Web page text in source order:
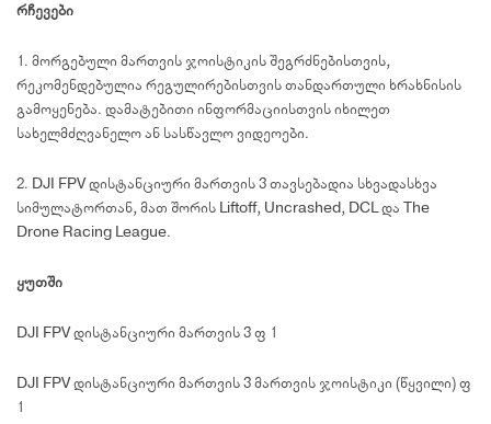
რჩევები
1. მორგებული მართვის ჯოისტიკის შეგრძნებისთვის,
რეკომენდებულია რეგულირებისთვის თანდართული ხრახნისის
გამოყენება. დამატებითი ინფორმაციისთვის იხილეთ
სახელმძღვანელო ან სასწავლო ვიდეოები.
2. DJI FPV დისტანციური მართვის 3 თავსებადია სხვადასხვა
სიმულატორთან, მათ შორის Liftoff, Uncrashed, DCL და The
Drone Racing League.
ყუთში
DJI FPV დისტანციური მართვის 3 × 1
DJI FPV დისტანციური მართვის 3 მართვის ჯოისტიკი (წყვილი) ×
1